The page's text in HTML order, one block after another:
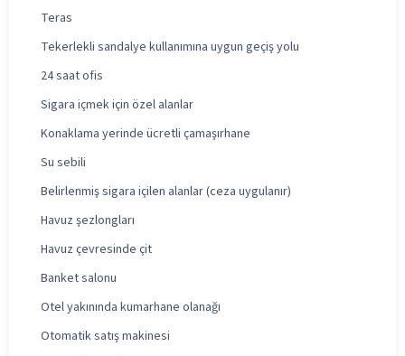
Teras
Tekerlekli sandalye kullanımına uygun geçiş yolu
24 saat ofis
Sigara içmek için özel alanlar
Konaklama yerinde ücretli çamaşırhane
Su sebili
Belirlenmiş sigara içilen alanlar (ceza uygulanır)
Havuz şezlongları
Havuz çevresinde çit
Banket salonu
Otel yakınında kumarhane olanağı
Otomatik satış makinesi